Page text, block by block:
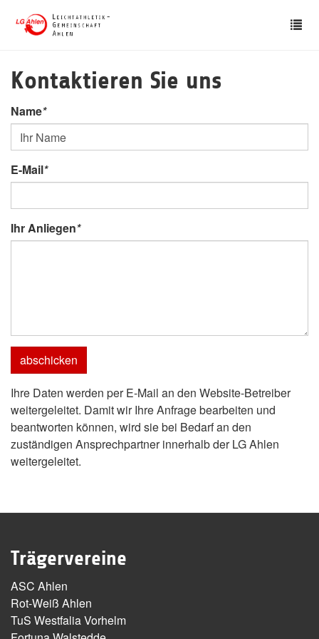
Kontaktieren Sie uns
Name*
E-Mail*
Ihr Anliegen*
Ihre Daten werden per E-Mail an den Website-Betreiber
weitergeleitet. Damit wir Ihre Anfrage bearbeiten und
beantworten können, wird sie bei Bedarf an den
zuständigen Ansprechpartner innerhalb der LG Ahlen
weitergeleitet.
Trägervereine
ASC Ahlen
Rot-Weiß Ahlen
TuS Westfalia Vorhelm